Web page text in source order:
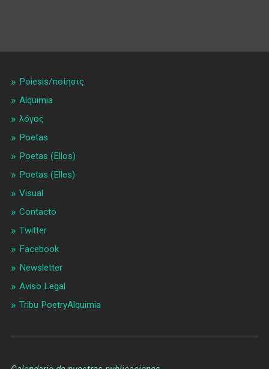
Poiesis/ποίησις
Alquimia
λóγος
Poetas
Poetas (Ellos)
Poetas (Elles)
Visual
Contacto
Twitter
Facebook
Newsletter
Aviso Legal
Tribu PoetryAlquimia